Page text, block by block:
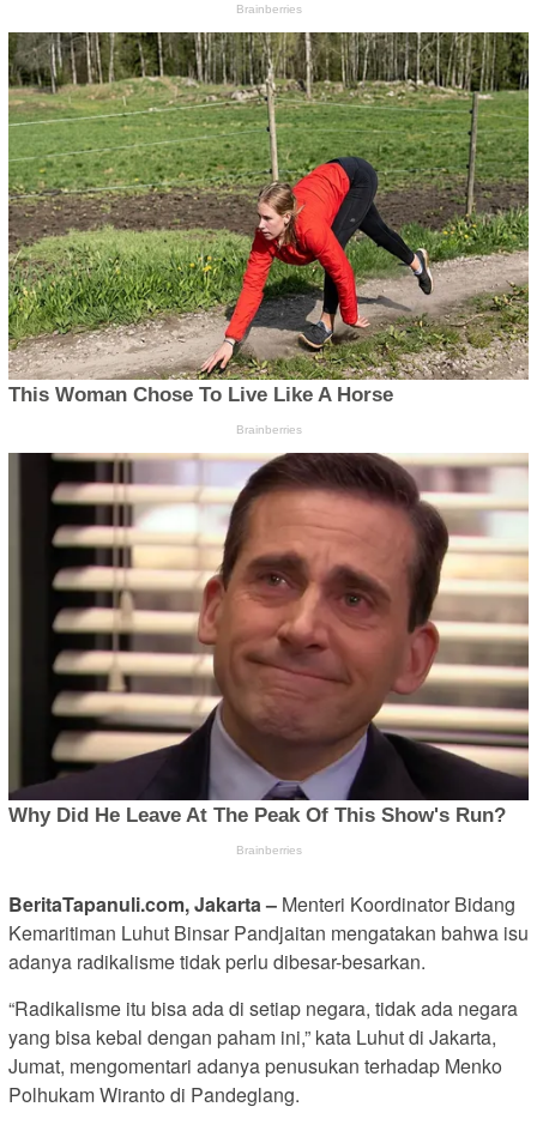
BeritaTapanuli.com, Jakarta – Menteri Koordinator Bidang
Kemaritiman Luhut Binsar Pandjaitan mengatakan bahwa isu
adanya radikalisme tidak perlu dibesar-besarkan.
“Radikalisme itu bisa ada di setiap negara, tidak ada negara
yang bisa kebal dengan paham ini,” kata Luhut di Jakarta,
Jumat, mengomentari adanya penusukan terhadap Menko
Polhukam Wiranto di Pandeglang.